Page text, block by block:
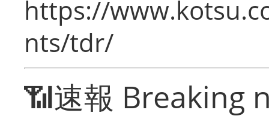
https://
nts/tdr/
📶速報 Breaking